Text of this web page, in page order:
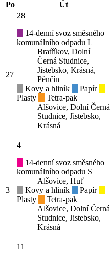
Po Út
27
28
14-denní svoz směsného
komunálního odpadu L
Bratříkov, Dolní
Černá Studnice,
Jistebsko, Krásná,
Pěnčín
Kovy a hliník
Papír
Plasty
Tetra-pak
Alšovice, Dolní Černá
Studnice, Jistebsko,
Krásná
3
4
14-denní svoz směsného
komunálního odpadu S
Alšovice, Huť
Kovy a hliník
Papír
Plasty
Tetra-pak
Alšovice, Dolní Černá
Studnice, Jistebsko,
Krásná
11